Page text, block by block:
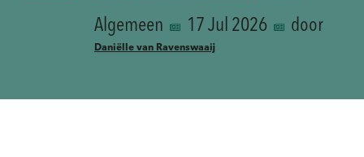
Algemeen 17 Jul 2026 door
Daniëlle van Ravenswaaij